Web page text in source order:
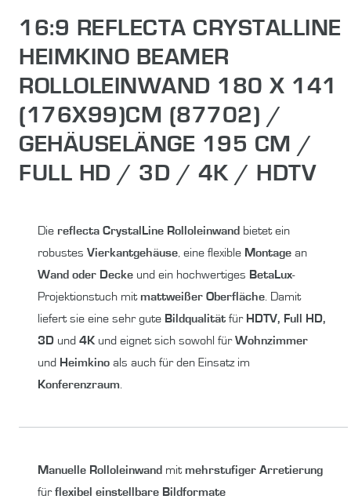
16:9 REFLECTA CRYSTALLINE
HEIMKINO BEAMER
ROLLOLEINWAND 180 X 141
(176X99)CM (87702) /
GEHÄUSELÄNGE 195 CM /
FULL HD / 3D / 4K / HDTV
Die reflecta CrystalLine Rolloleinwand bietet ein
robustes Vierkantgehäuse , eine flexible Montage an
Wand oder Decke und ein hochwertiges BetaLux-
Projektionstuch mit mattweißer Oberfläche . Damit
liefert sie eine sehr gute Bildqualität für HDTV, Full HD,
3D und 4K und eignet sich sowohl fürWohnzimmer
und Heimkino als auch für den Einsatz im
Konferenzraum
Manuelle Rolloleinwand mit mehrstufiger Arretierung
fürflexibel einstellbare Bildformate